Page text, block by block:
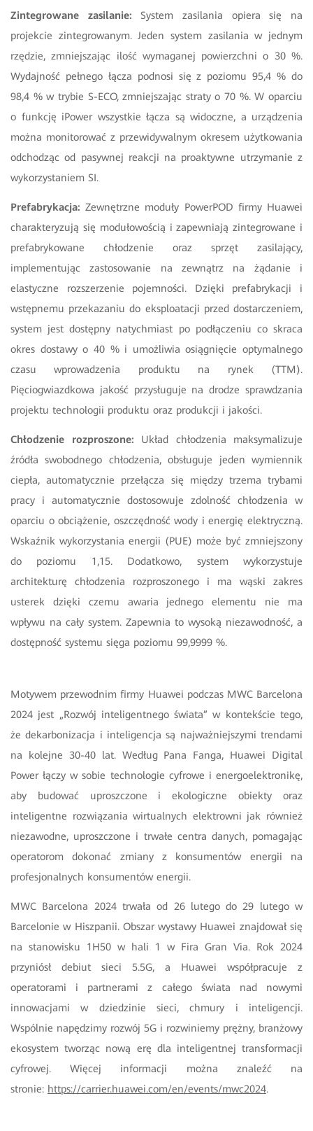
Zintegrowane zasilanie: System zasilania opiera się na
projekcie zintegrowanym. Jeden system zasilania w jednym
rzędzie, zmniejszając ilość wymaganej powierzchni o 30 %.
Wydajność pełnego łącza podnosi się z poziomu 95,4 % do
98,4 % w trybie S-ECO, zmniejszając straty o 70 %. W oparciu
o funkcję iPower wszystkie łącza są widoczne, a urządzenia
można monitorować z przewidywalnym okresem użytkowania
odchodząc od pasywnej reakcji na proaktywne utrzymanie z
wykorzystaniem SI.
Prefabrykacja:Zewnętrzne moduły PowerPOD firmy Huawei
charakteryzują się modułowością i zapewniają zintegrowane i
prefabrykowane chłodzenie oraz sprzęt zasilający,
implementując zastosowanie na zewnątrz na żądanie i
elastyczne rozszerzenie pojemności. Dzięki prefabrykacji i
wstępnemu przekazaniu do eksploatacji przed dostarczeniem,
system jest dostępny natychmiast po podłączeniu co skraca
okres dostawy o 40 % i umożliwia osiągnięcie optymalnego
czasu wprowadzenia produktu na rynek (TTM).
Pięciogwiazdkowa jakość przysługuje na drodze sprawdzania
projektu technologii produktu oraz produkcji i jakości.
Chłodzenie rozproszone: Układ chłodzenia maksymalizuje
źródła swobodnego chłodzenia, obsługuje jeden wymiennik
ciepła, automatycznie przełącza się między trzema trybami
pracy i automatycznie dostosowuje zdolność chłodzenia w
oparciu o obciążenie, oszczędność wody i energię elektryczną.
Wskaźnik wykorzystania energii (PUE) może być zmniejszony
do poziomu 1,15. Dodatkowo, system wykorzystuje
architekturę chłodzenia rozproszonego i ma wąski zakres
usterek dzięki czemu awaria jednego elementu nie ma
wpływu na cały system. Zapewnia to wysoką niezawodność, a
dostępność systemu sięga poziomu 99,9999 %.
Motywem przewodnim firmy Huawei podczas MWC Barcelona
2024 jest „Rozwój inteligentnego świata” w kontekście tego,
że dekarbonizacja i inteligencja są najważniejszymi trendami
na kolejne 30-40 lat. Według Pana Fanga, Huawei Digital
Power łączy w sobie technologie cyfrowe i energoelektronikę,
aby budować uproszczone i ekologiczne obiekty oraz
inteligentne rozwiązania wirtualnych elektrowni jak również
niezawodne, uproszczone i trwałe centra danych, pomagając
operatorom dokonać zmiany z konsumentów energii na
profesjonalnych konsumentów energii.
MWC Barcelona 2024 trwała od 26 lutego do 29 lutego w
Barcelonie w Hiszpanii. Obszar wystawy Huawei znajdował się
na stanowisku 1H50 w hali 1 w Fira Gran Via. Rok 2024
przyniósł debiut sieci 5.5G, a Huawei współpracuje z
operatorami i partnerami z całego świata nad nowymi
innowacjami w dziedzinie sieci, chmury i inteligencji.
Wspólnie napędzimy rozwój 5G i rozwiniemy prężny, branżowy
ekosystem tworząc nową erę dla inteligentnej transformacji
cyfrowej. Więcej informacji można znaleźć na
stronie: https://carrier.huawei.com/en/events/mwc2024.